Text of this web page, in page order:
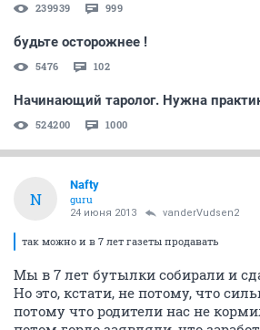
239939 999
будьте осторожнее !
5476 102
Начинающий таролог. Нужна
524200 1000
N
Nafty
guru
24 июня 2013 vanderVudsen2
так можно и в 7 лет газеты продавать
Мы в 7 лет бутылки собирали и
Но это, кстати, не потому, что
потому что родители нас не